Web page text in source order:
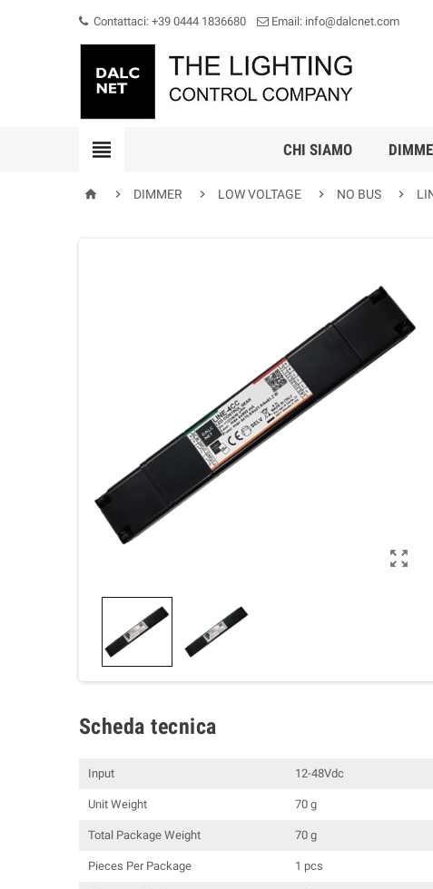
Contattaci: +39 0444 1836680 Email: info@dalcnet.com
 CHI SIAMO
  DIMMER  LOW VOLTAGE  NO BUS 

Scheda tecnica
Input 12-48Vdc
Unit Weight 70 g
Total Package Weight 70 g
Pieces Per Package 1 pcs